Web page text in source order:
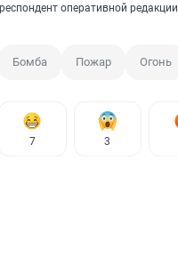
оперативной редакции
Бомба Пожар Огонь
7 3